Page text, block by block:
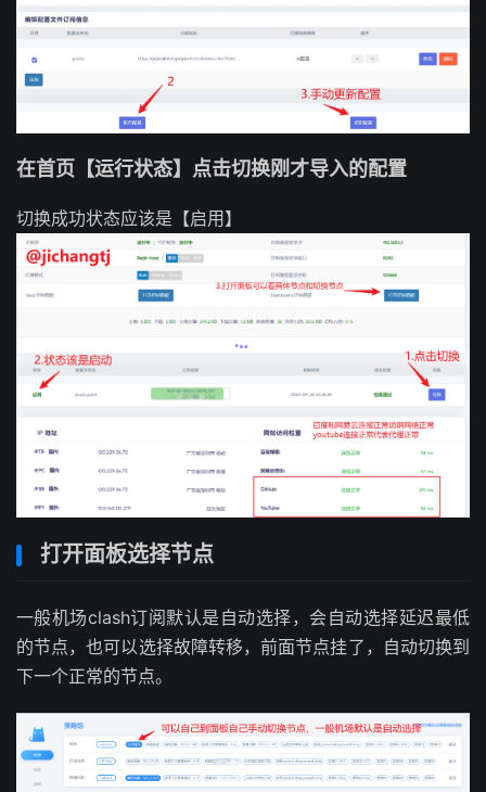
在首页【运行状态】点击切换刚才导入的配置
切换成功状态应该是【启用】
打开面板选择节点
一般机场clash订阅默认是自动选择，会自动选择延迟最低
的节点，也可以选择故障转移，前面节点挂了，自动切换到
下一个正常的节点。